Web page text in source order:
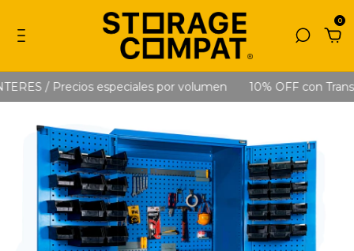
0
/ Precios especiales por volumen 10% OFF con